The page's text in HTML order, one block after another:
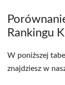
Rankingu
W poniższej
znajdziesz w